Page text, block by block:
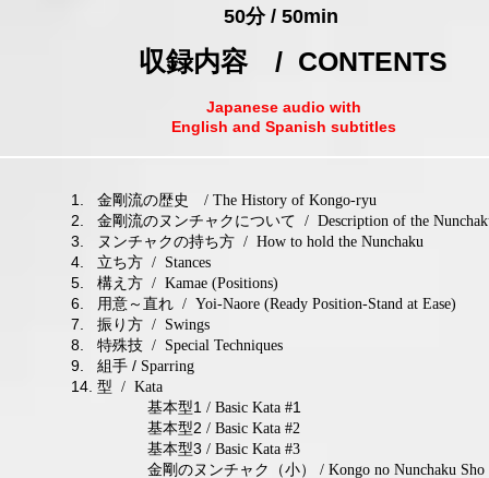
​50分 / 50min
収録内容 / CONTENTS
Japanese audio with
English and Spanish subtitles
1. 金剛流の歴史 / The History of Kongo-ryu
2. 金剛流のヌンチャクについて / Description of the
3. ヌンチャクの持ち方 / How to hold the Nunchaku
4. 立ち方 / Stances
5. 構え方 / Kamae (Positions)
6. 用意～直れ / Yoi-Naore (Ready Position-Stand at Ease)
7. 振り方 / Swings
8. 特殊技 / Special Techniques
9. 組手 / Sparring
14. 型 / Kata
基本型1 / Basic Kata #1
基本型2 / Basic Kata #2
基本型3 / Basic Kata #3
金剛のヌンチャク（小） / Kongo no Nunchaku Sho